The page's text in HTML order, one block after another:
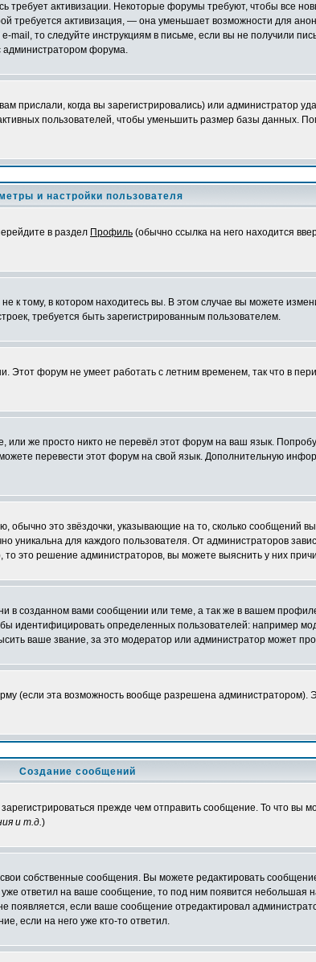
требует активизации. Некоторые форумы требуют, чтобы все
требуется активизация, — она уменьшает возможности для
то следуйте инструкциям в письме, если вы не получили
администратором форума.
прислали, когда вы зарегистрировались) или администратор
пользователей, чтобы уменьшить размер базы данных.
и настройки пользователя
в раздел Профиль (обычно ссылка на него находится
тому, в котором находитесь вы. В этом случае вы можете
требуется быть зарегистрированным пользователем.
форум не умеет работать с летним временем, так что в
или же просто никто не перевёл этот форум на ваш язык.
перевести этот форум на свой язык. Дополнительную
обычно это звёздочки, указывающие на то, сколько сообщений
для каждого пользователя. От администраторов
это решение администраторов, вы можете выяснить у них
созданном вами сообщении или теме, а так же в вашем
идентифицировать определенных пользователей: например
ваше звание, за это модератор или администратор может
(если эта возможность вообще разрешена администратором).
Создание сообщений
прежде чем отправить сообщение. То что вы
и т.д.)
собственные сообщения. Вы можете редактировать
ответил на ваше сообщение, то под ним появится небольшая
если ваше сообщение отредактировал
если на него уже кто-то ответил.